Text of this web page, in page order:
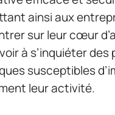
ainsi aux
sur leur cœur
à s’inquiéter des
susceptibles
leur activité.